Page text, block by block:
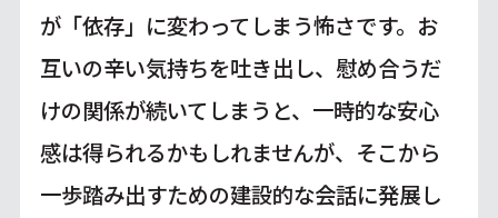
が「依存」に変わってしまう怖さです。お
互いの辛い気持ちを吐き出し、慰め合うだ
けの関係が続いてしまうと、一時的な安心
感は得られるかもしれませんが、そこから
一歩踏み出すための建設的な会話に発展し